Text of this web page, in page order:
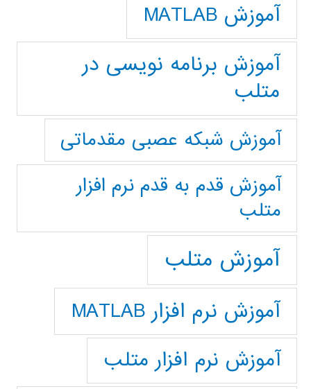
آموزش MATLAB
آموزش برنامه نویسی در
متلب
آموزش شبکه عصبی مقدماتی
آموزش قدم به قدم نرم افزار
متلب
آموزش متلب
آموزش نرم افزار MATLAB
آموزش نرم افزار متلب